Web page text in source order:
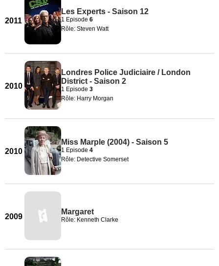
2011
Les Experts - Saison 12
1 Episode 6
Rôle: Steven Watt
2010
Londres Police Judiciaire / London
District - Saison 2
1 Episode 3
Rôle: Harry Morgan
2010
Miss Marple (2004) - Saison 5
1 Episode 4
Rôle: Detective Somerset
2009
Margaret
Rôle: Kenneth Clarke